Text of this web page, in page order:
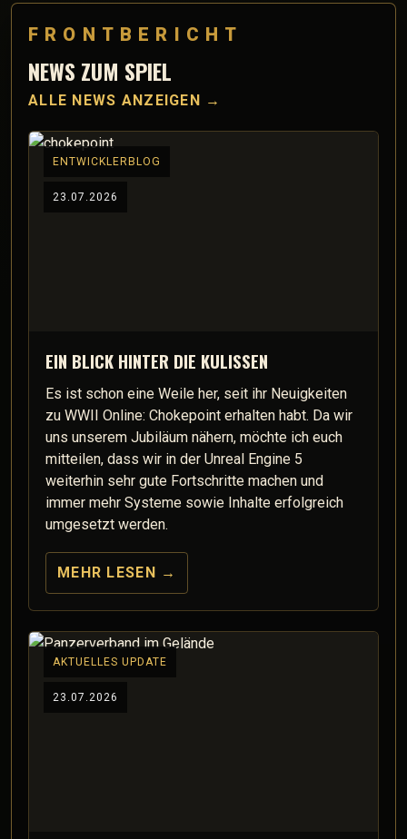
FRONTBERICHT
NEWS ZUM SPIEL
ALLE NEWS ANZEIGEN →
ENTWICKLERBLOG
23.07.2026
EIN BLICK HINTER DIE KULISSEN
Es ist schon eine Weile her, seit ihr Neuigkeiten
zu WWII Online: Chokepoint erhalten habt. Da wir
uns unserem Jubiläum nähern, möchte ich euch
mitteilen, dass wir in der Unreal Engine 5
weiterhin sehr gute Fortschritte machen und
immer mehr Systeme sowie Inhalte erfolgreich
umgesetzt werden.
MEHR LESEN →
AKTUELLES UPDATE
23.07.2026